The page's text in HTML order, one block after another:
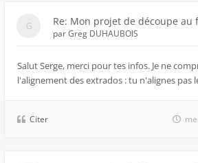
Re: Mon projet de découpe au
parGreg DUHAUBOIS
Salut Serge, merci pour tes infos. Je ne
l'alignement des extrados : tu n'alignes pas
Citer